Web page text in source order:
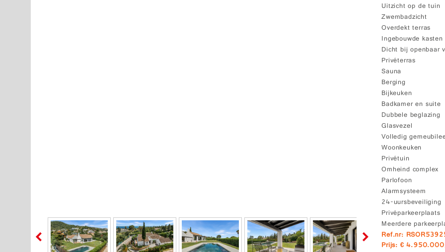
Uitzicht op de tuin
Zwembadzicht
Overdekt terras
Ingebouwde kasten
Dicht bij openbaar
Privéterras
Sauna
Berging
Bijkeuken
Badkamer en suite
Dubbele beglazing
Glasvezel
Volledig
Woonkeuken
Privétuin
Omheind complex
Parlofoon
Alarmsysteem
24-uursbeveiliging
Privéparkeerplaats
Meerdere
Ref.nr:
Prijs: €